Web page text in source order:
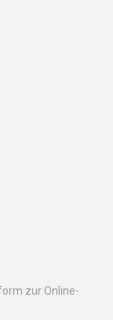
zur Online-